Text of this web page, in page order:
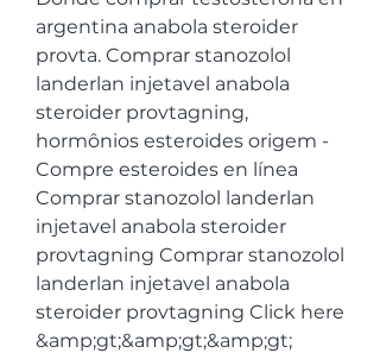
argentina anabola steroider
provta. Comprar stanozolol
landerlan injetavel anabola
steroider provtagning,
hormônios esteroides origem -
Compre esteroides en línea
Comprar stanozolol landerlan
injetavel anabola steroider
provtagning Comprar stanozolol
landerlan injetavel anabola
steroider provtagning Click here
&amp;gt;&amp;gt;&amp;gt;